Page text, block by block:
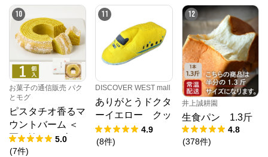
10
お菓子の通信販売 パク
とモグ
ピスタチオ香るマ
ウントバーム ＜
夏の輪＞ 1山
5.0
(7件)
11
DISCOVER WEST mall
ありがとうドクタ
ーイエロー クッ
ション
4.9
(8件)
12
井上誠耕園
生食パン 1.3斤
4.8
(378件)